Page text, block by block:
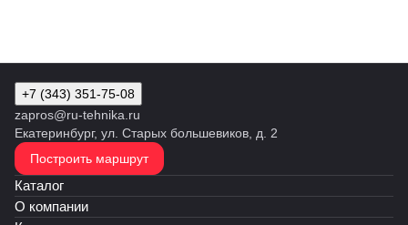
+7 (343) 351-75-08
zapros@ru-tehnika.ru
Екатеринбург, ул. Старых большевиков, д. 2
Построить маршрут
Каталог
О компании